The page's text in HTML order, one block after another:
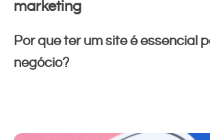
marketing
Por que ter um site é essencial
negócio?